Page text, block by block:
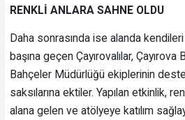
RENKLİ ANLARA SAHNE OLDU
Daha sonrasında ise alanda kendileri
başına geçen Çayırovalılar,
Bahçeler Müdürlüğü ekiplerinin
saksılarına ektiler. Yapılan etkinlik,
alana gelen ve atölyeye katılım